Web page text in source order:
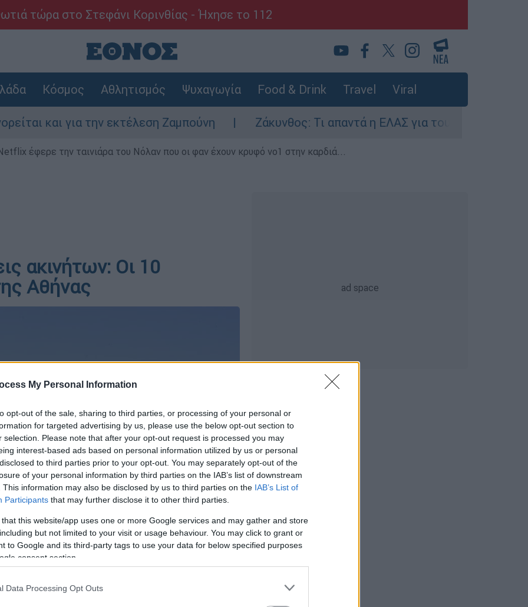
My Personal Information
opt-out of the sale, sharing to third parties, or processing of your personal or
for targeted advertising by us, please use the below opt-out section to
selection. Please note that after your opt-out request is processed you may
interest-based ads based on personal information utilized by us or personal
to third parties prior to your opt-out. You may separately opt-out of the
of your personal information by third parties on the IAB’s list of downstream
This information may also be disclosed by us to third parties on the IAB’s List of
Participants that may further disclose it to other third parties.
that this website/app uses one or more Google services and may gather and store
but not limited to your visit or usage behaviour. You may click to grant or
to Google and its third-party tags to use your data for below specified purposes
consent section.
Data Processing Opt Outs
τώρα στο Στεφάνι Κορινθίας - Ήχησε το 112
Κόσμος Αθλητισμός Ψυχαγωγία Food & Drink Travel Viral
και για την εκτέλεση Ζαμπούνη Ζάκυνθος: Τι απαντά η ΕΛΑΣ για τους 8 βιασμούς
έφερε την ταινιάρα του Νόλαν που οι φαν έχουν κρυφό νο1 στην καρδιά...
ακινήτων: Οι 10
Αθήνας